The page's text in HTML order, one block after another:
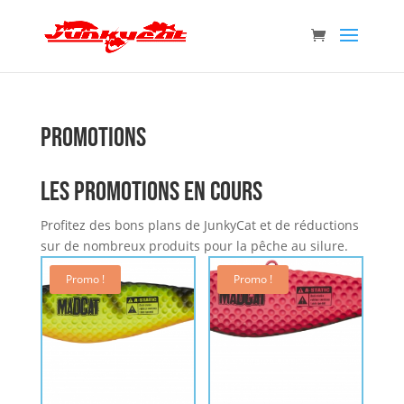
Promotions
Les promotions en cours
Profitez des bons plans de JunkyCat et de réductions
sur de nombreux produits pour la pêche au silure.
Promo ! Promo !